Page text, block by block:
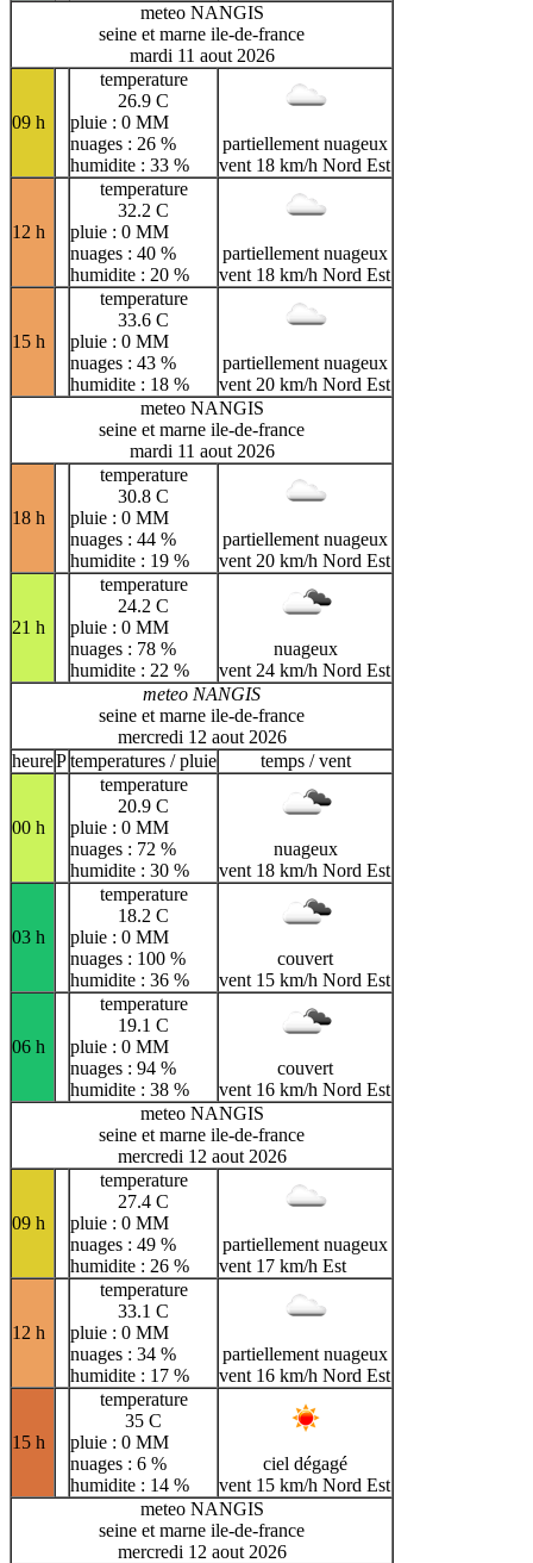
meteo NANGIS
seine et marne ile-de-france
mardi 11 aout 2026
09 h
temperature
26.9 C
pluie : 0 MM
nuages : 26 %
humidite : 33 %
partiellement nuageux
vent 18 km/h Nord Est
12 h
temperature
32.2 C
pluie : 0 MM
nuages : 40 %
humidite : 20 %
partiellement nuageux
vent 18 km/h Nord Est
15 h
temperature
33.6 C
pluie : 0 MM
nuages : 43 %
humidite : 18 %
partiellement nuageux
vent 20 km/h Nord Est
meteo NANGIS
seine et marne ile-de-france
mardi 11 aout 2026
18 h
temperature
30.8 C
pluie : 0 MM
nuages : 44 %
humidite : 19 %
partiellement nuageux
vent 20 km/h Nord Est
21 h
temperature
24.2 C
pluie : 0 MM
nuages : 78 %
humidite : 22 %
nuageux
vent 24 km/h Nord Est
meteo NANGIS
seine et marne ile-de-france
mercredi 12 aout 2026
heurePtemperatures / pluie temps / vent
00 h
temperature
20.9 C
pluie : 0 MM
nuages : 72 %
humidite : 30 %
nuageux
vent 18 km/h Nord Est
03 h
temperature
18.2 C
pluie : 0 MM
nuages : 100 %
humidite : 36 %
couvert
vent 15 km/h Nord Est
06 h
temperature
19.1 C
pluie : 0 MM
nuages : 94 %
humidite : 38 %
couvert
vent 16 km/h Nord Est
meteo NANGIS
seine et marne ile-de-france
mercredi 12 aout 2026
09 h
temperature
27.4 C
pluie : 0 MM
nuages : 49 %
humidite : 26 %
partiellement nuageux
vent 17 km/h Est
12 h
temperature
33.1 C
pluie : 0 MM
nuages : 34 %
humidite : 17 %
partiellement nuageux
vent 16 km/h Nord Est
15 h
temperature
35 C
pluie : 0 MM
nuages : 6 %
humidite : 14 %
ciel dégagé
vent 15 km/h Nord Est
meteo NANGIS
seine et marne ile-de-france
mercredi 12 aout 2026